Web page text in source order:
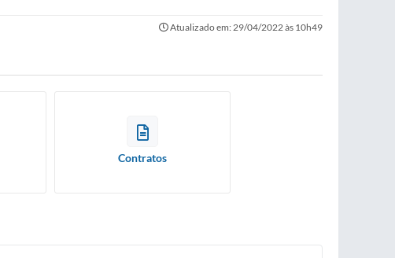
Atualizado em: 29/04/2022 às 10h49
Contratos